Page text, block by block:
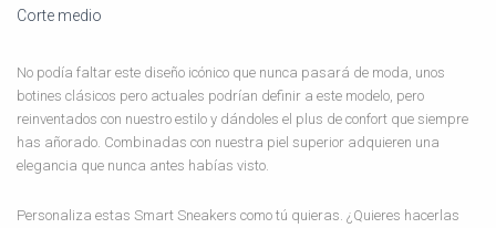
Corte medio
No podía faltar este diseño icónico que nunca pasará de moda, unos
botines clásicos pero actuales podrían definir a este modelo, pero
reinventados con nuestro estilo y dándoles el plus de confort que siempre
has añorado. Combinadas con nuestra piel superior adquieren una
elegancia que nunca antes habías visto.
Personaliza estas Smart Sneakers como tú quieras. ¿Quieres hacerlas